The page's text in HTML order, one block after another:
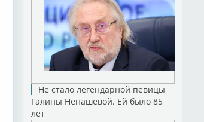
Не стало легендарной певицы
Галины Ненашевой. Ей было 85
лет